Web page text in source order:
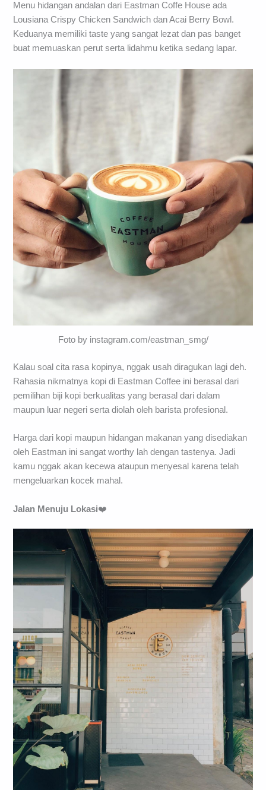
Menu hidangan andalan dari Eastman Coffe House ada
Lousiana Crispy Chicken Sandwich dan Acai Berry Bowl.
Keduanya memiliki taste yang sangat lezat dan pas banget
buat memuaskan perut serta lidahmu ketika sedang lapar.
Foto by instagram.com/eastman_smg/
Kalau soal cita rasa kopinya, nggak usah diragukan lagi deh.
Rahasia nikmatnya kopi di Eastman Coffee ini berasal dari
pemilihan biji kopi berkualitas yang berasal dari dalam
maupun luar negeri serta diolah oleh barista profesional.
Harga dari kopi maupun hidangan makanan yang disediakan
oleh Eastman ini sangat worthy lah dengan tastenya. Jadi
kamu nggak akan kecewa ataupun menyesal karena telah
mengeluarkan kocek mahal.
Jalan Menuju Lokasi❤️